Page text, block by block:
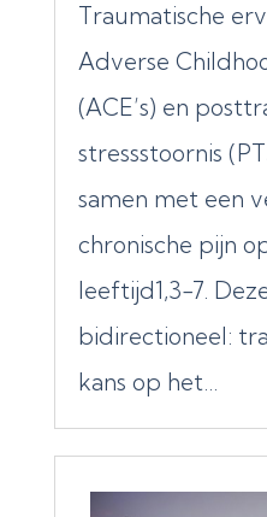
Traumatische
Adverse
(ACE’s) en
stressstoornis
samen met een
chronische pijn
leeftijd1,3-7.
bidirectioneel:
kans op het...